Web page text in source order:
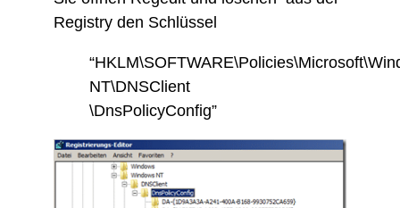
Registry den Schlüssel
NT\DNSClient
\DnsPolicyConfig”